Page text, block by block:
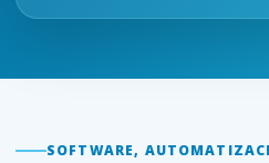
SOFTWARE,